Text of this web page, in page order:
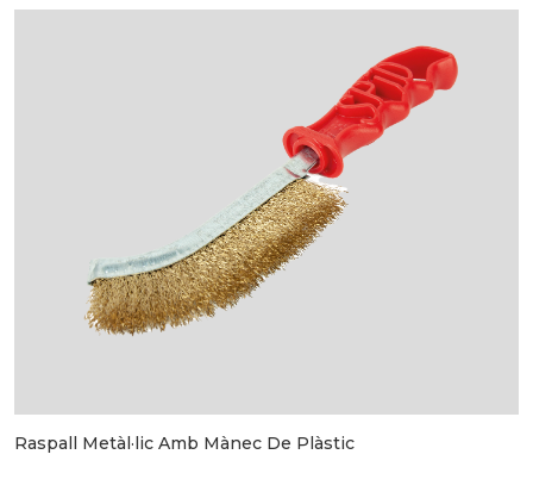
Raspall Metàl·lic Amb Mànec De Plàstic